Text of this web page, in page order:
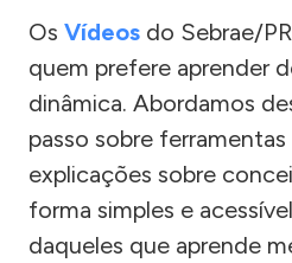
Os Vídeos do Sebrae/
quem prefere aprender
dinâmica. Abordamos
passo sobre
explicações sobre
forma simples e
daqueles que aprende